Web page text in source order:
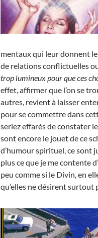
mentaux qui leur donnent
de relations conflictuelles
trop lumineux pour que ces
effet, affirmer que l’on se
autres, revient à laisser
pour se commettre dans
seriez effarés de constater
sont encore le jouet de ce
d’humour spirituel, ce sont
plus ce que je me contente
peu comme si le Divin, en
qu’elles ne désirent surtout